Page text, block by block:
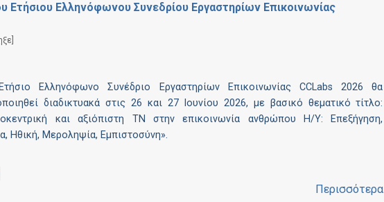
Ελληνόφωνου Συνεδρίου Εργαστηρίων Επικοινωνίας
Ελληνόφωνο Συνέδριο Εργαστηρίων Επικοινωνίας CCLabs 2026 θα
διαδικτυακά στις 26 και 27 Ιουνίου 2026, με βασικό θεματικό τίτλο:
και αξιόπιστη ΤΝ στην επικοινωνία ανθρώπου Η/Υ: Επεξήγηση,
Ηθική, Μεροληψία, Εμπιστοσύνη».
Περισσότερα